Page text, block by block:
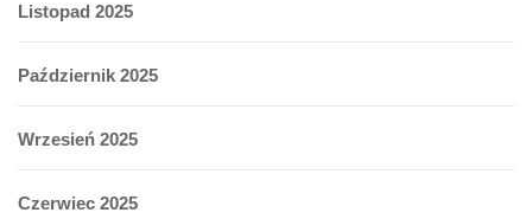
Listopad 2025
Październik 2025
Wrzesień 2025
Czerwiec 2025